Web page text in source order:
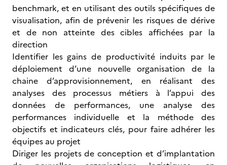
benchmark, et en utilisant des outils spécifiques de
visualisation, afin de prévenir les risques de dérive
et de non atteinte des cibles affichées par la
direction
Identifier les gains de productivité induits par le
déploiement d’une nouvelle organisation de la
chaine d’approvisionnement, en réalisant des
analyses des processus métiers à l’appui des
données de performances, une analyse des
performances individuelle et la méthode des
objectifs et indicateurs clés, pour faire adhérer les
équipes au projet
Diriger les projets de conception et d’implantation